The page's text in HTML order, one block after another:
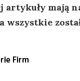
mają
Firm